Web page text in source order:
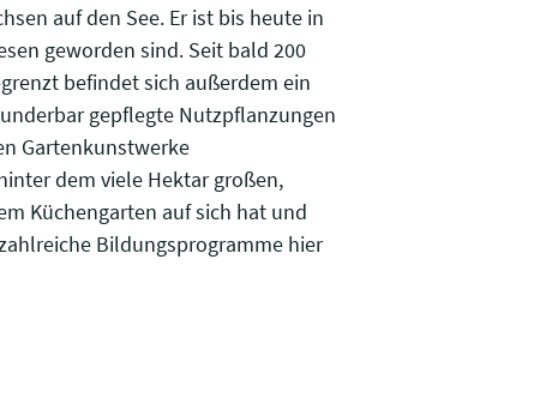
auf den See. Er ist bis heute in
geworden sind. Seit bald 200
befindet sich außerdem ein
gepflegte Nutzpflanzungen
Gartenkunstwerke
dem viele Hektar großen,
Küchengarten auf sich hat und
Bildungsprogramme hier